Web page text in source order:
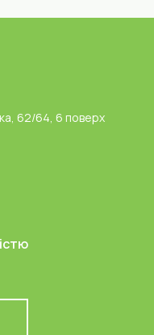
62/64, 6 поверх